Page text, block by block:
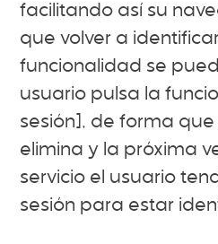
facilitando así su
que volver a
funcionalidad se
usuario pulsa la
sesión], de forma
elimina y la próxima
servicio el usuario
sesión para estar